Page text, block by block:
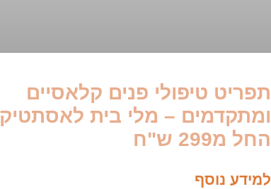
תפריט טיפולי פנים קלאסיים
ומתקדמים – מלי בית
החל מ299 ש"ח
למידע נוסף